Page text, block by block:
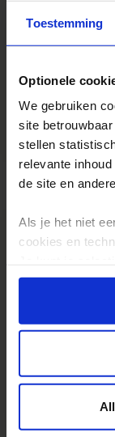
Toestemming
Optionele
We gebruiken
site
stellen
relevante
de site en
Als je het niet
cookies en
onder aan de
toekomst
reis- en
Reizen: de
We kunnen ons
wij onze reizen
samengesteld
Denk hierbij
• Hoe zit het
• Ik kan bij jullie
• Hoeveel